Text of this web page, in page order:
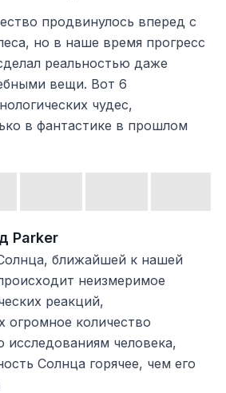
продвинулось вперед с
но в наше время прогресс
реальностью даже
вещи. Вот 6
чудес,
в фантастике в прошлом
Parker
ближайшей к нашей
неизмеримое
реакций,
количество
исследованиям человека,
Солнца горячее, чем его